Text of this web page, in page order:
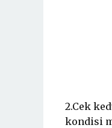
2.Cek
kondisi